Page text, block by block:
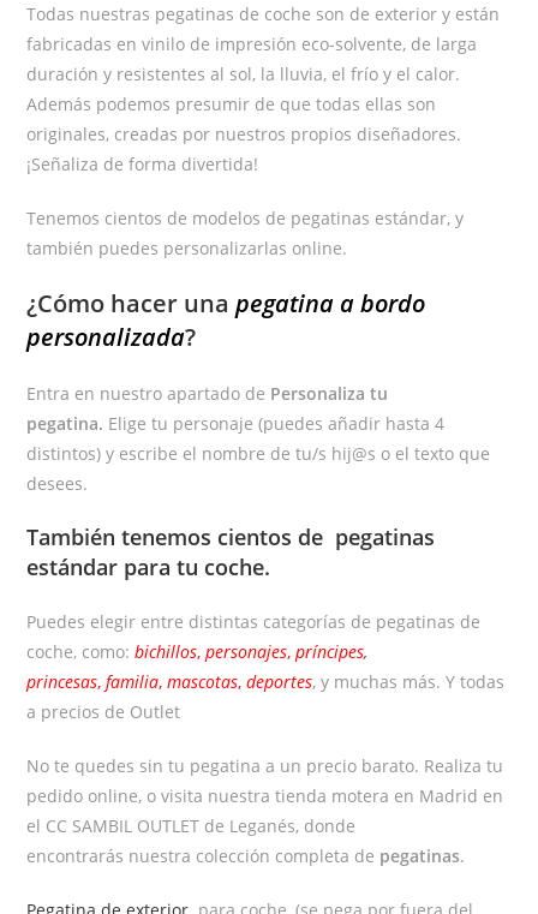
Todas nuestras pegatinas de coche son de exterior y están
fabricadas en vinilo de impresión eco-solvente, de larga
duración y resistentes al sol, la lluvia, el frío y el calor.
Además podemos presumir de que todas ellas son
originales, creadas por nuestros propios diseñadores.
¡Señaliza de forma divertida!
Tenemos cientos de modelos de pegatinas estándar, y
también puedes personalizarlas online.
¿Cómo hacer unapegatina a bordo
personalizada?
Entra en nuestro apartado de Personaliza tu
pegatina. Elige tu personaje (puedes añadir hasta 4
distintos) y escribe el nombre de tu/s hij@s o el texto que
desees.
También tenemos cientos de pegatinas
estándar para tu coche.
Puedes elegir entre distintas categorías de pegatinas de
coche, como:bichillos,personajes,príncipes,
princesas,familia,mascotas,deportes, y muchas más. Y todas
a precios de Outlet
No te quedes sin tu pegatina a un precio barato. Realiza tu
pedido online, o visita nuestra tienda motera en Madrid en
el CC SAMBIL OUTLET de Leganés, donde
encontrarás nuestra colección completa de pegatinas.